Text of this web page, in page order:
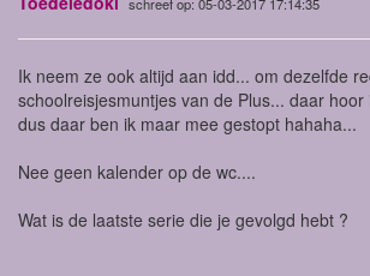
Ik neem ze ook altijd aan idd... om dezelfde
schoolreisjesmuntjes van de Plus... daar
dus daar ben ik maar mee gestopt hahaha...
Nee geen kalender op de wc....
Wat is de laatste serie die je gevolgd hebt ?